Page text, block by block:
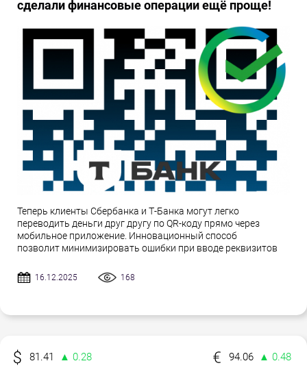
сделали финансовые операции ещё проще!
Теперь клиенты Сбербанка и Т-Банка могут легко
переводить деньги друг другу по QR-коду прямо через
мобильное приложение. Инновационный способ
позволит минимизировать ошибки при вводе реквизитов
16.12.2025 168
81.41 ▲ 0.28 94.06
▲ 0.48